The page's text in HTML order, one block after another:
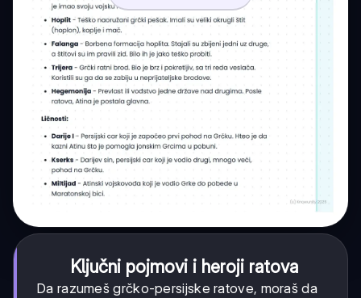
Ključni pojmovi i heroji ratova
Da razumeš grčko-persijske ratove, moraš da